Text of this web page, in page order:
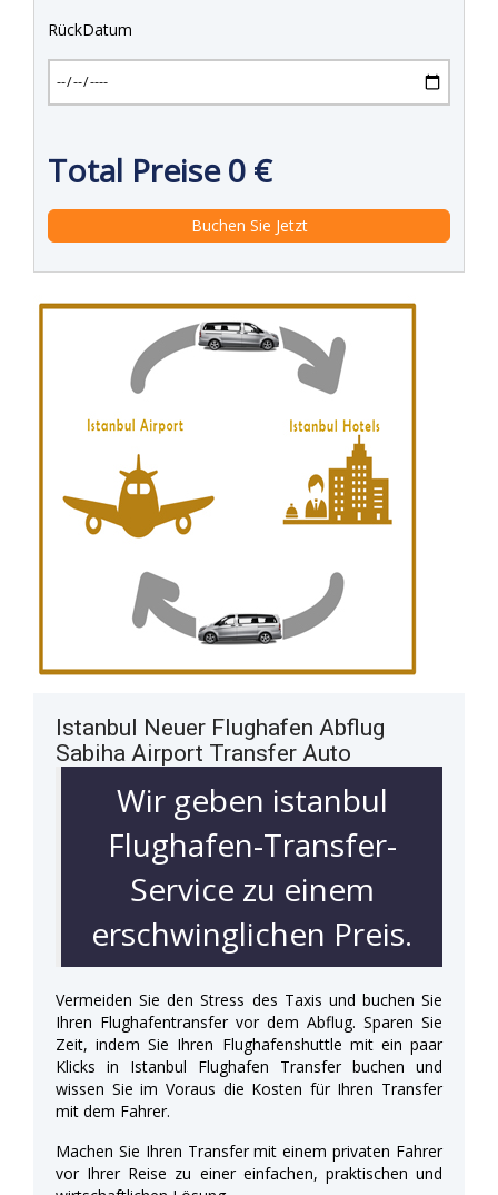
RückDatum
Total Preise0 €
Istanbul Neuer Flughafen Abflug
Sabiha Airport Transfer Auto
Wir geben istanbul
Flughafen-Transfer-
Service zu einem
erschwinglichen Preis.
Vermeiden Sie den Stress des Taxis und buchen Sie
Ihren Flughafentransfer vor dem Abflug. Sparen Sie
Zeit, indem Sie Ihren Flughafenshuttle mit ein paar
Klicks in Istanbul Flughafen Transfer buchen und
wissen Sie im Voraus die Kosten für Ihren Transfer
mit dem Fahrer.
Machen Sie Ihren Transfer mit einem privaten Fahrer
vor Ihrer Reise zu einer einfachen, praktischen und